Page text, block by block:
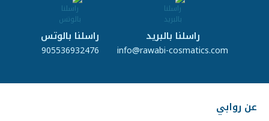
راسلنا بالبريد
info@rawabi-cosmatics.com
راسلنا بالوتس
905536932476
عن روابي